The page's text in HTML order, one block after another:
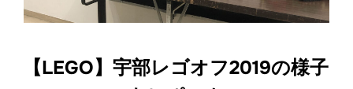
【LEGO】宇部レゴオフ2019の様子